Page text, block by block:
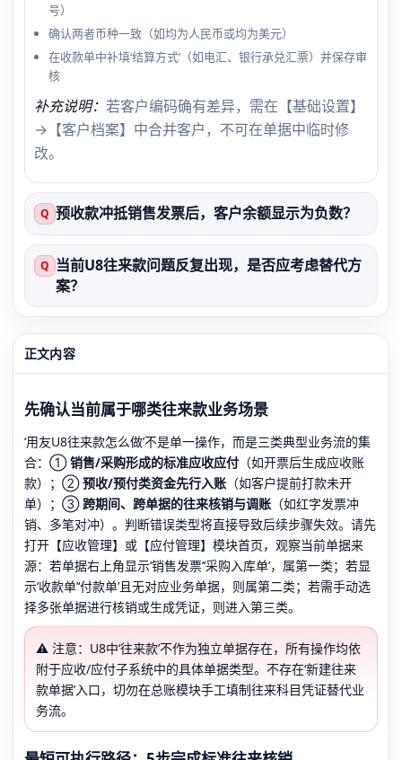
号）
确认两者币种一致（如均为人民币或均为美元）
在收款单中补填‘结算方式’（如电汇、银行承兑汇票）并保存审
核
补充说明： 若客户编码确有差异，需在【基础设置】
→【客户档案】中合并客户，不可在单据中临时修
改。
Q 预收款冲抵销售发票后，客户余额显示为负数？
Q 当前U8往来款问题反复出现，是否应考虑替代方
案？
正文内容
先确认当前属于哪类往来款业务场景
‘用友U8往来款怎么做’不是单一操作，而是三类典型业务流的集
合：①销售/采购形成的标准应收应付 （如开票后生成应收账
款）；②预收/预付类资金先行入账 （如客户提前打款未开
单）；③跨期间、跨单据的往来核销与调账 （如红字发票冲
销、多笔对冲）。判断错误类型将直接导致后续步骤失效。请先
打开【应收管理】或【应付管理】模块首页，观察当前单据来
源：若单据右上角显示‘销售发票’‘采购入库单’，属第一类；若显
示‘收款单’‘付款单’且无对应业务单据，则属第二类；若需手动选
择多张单据进行核销或生成凭证，则进入第三类。
⚠️ 注意：U8中‘往来款’不作为独立单据存在，所有操作均依
附于应收/应付子系统中的具体单据类型。不存在‘新建往来
款单据’入口，切勿在总账模块手工填制往来科目凭证替代业
务流。